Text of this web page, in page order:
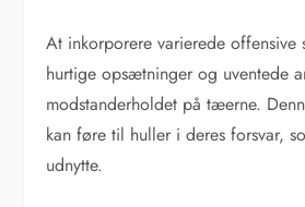
At inkorporere varierede offensive
hurtige opsætninger og uventede
modstanderholdet på tæerne.
kan føre til huller i deres forsvar,
udnytte.